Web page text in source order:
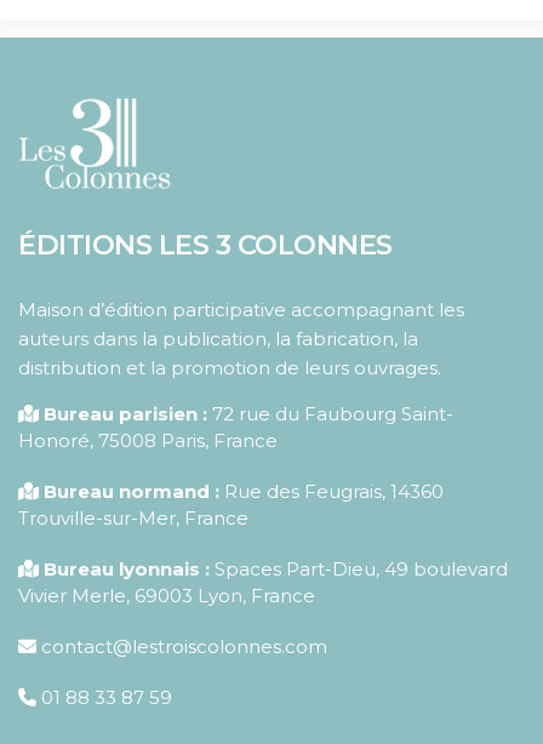
ÉDITIONS LES 3 COLONNES
Maison d’édition participative accompagnant les
auteurs dans la publication, la fabrication, la
distribution et la promotion de leurs ouvrages.
Bureau parisien : 72 rue du Faubourg Saint-
Honoré, 75008 Paris, France
Bureau normand : Rue des Feugrais, 14360
Trouville-sur-Mer, France
Bureau lyonnais : Spaces Part-Dieu, 49 boulevard
Vivier Merle, 69003 Lyon, France
contact@lestroiscolonnes.com
01 88 33 87 59